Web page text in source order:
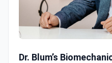
Dr. Blum’s